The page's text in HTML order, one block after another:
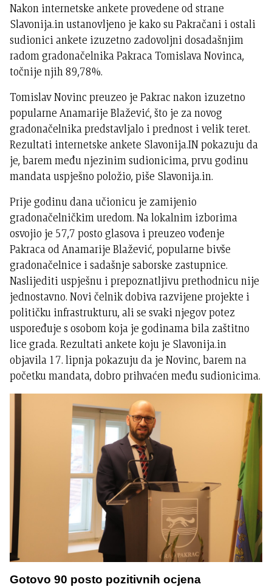
Nakon internetske ankete provedene od strane
Slavonija.in ustanovljeno je kako su Pakračani i ostali
sudionici ankete izuzetno zadovoljni dosadašnjim
radom gradonačelnika Pakraca Tomislava Novinca,
točnije njih 89,78%.
Tomislav Novinc preuzeo je Pakrac nakon izuzetno
popularne Anamarije Blažević, što je za novog
gradonačelnika predstavljalo i prednost i velik teret.
Rezultati internetske ankete Slavonija.IN pokazuju da
je, barem među njezinim sudionicima, prvu godinu
mandata uspješno položio, piše Slavonija.in.
Prije godinu dana učionicu je zamijenio
gradonačelničkim uredom. Na lokalnim izborima
osvojio je 57,7 posto glasova i preuzeo vođenje
Pakraca od Anamarije Blažević, popularne bivše
gradonačelnice i sadašnje saborske zastupnice.
Naslijediti uspješnu i prepoznatljivu prethodnicu nije
jednostavno. Novi čelnik dobiva razvijene projekte i
političku infrastrukturu, ali se svaki njegov potez
uspoređuje s osobom koja je godinama bila zaštitno
lice grada. Rezultati ankete koju je Slavonija.in
objavila 17. lipnja pokazuju da je Novinc, barem na
početku mandata, dobro prihvaćen među sudionicima.
Gotovo 90 posto pozitivnih ocjena